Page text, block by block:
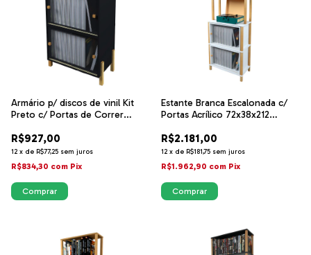
Armário p/ discos de vinil Kit
Preto c/ Portas de Correr
R$927,00
12 x de R$77,25 sem juros
R$834,30 com Pix
Estante Branca Escalonada c/
Portas Acrílico 72x38x212
R$2.181,00
12 x de R$181,75 sem juros
R$1.962,90 com Pix